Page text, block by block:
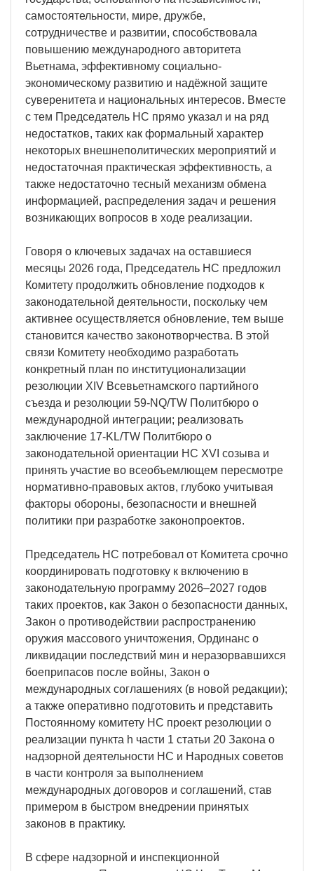
самостоятельности, мире, дружбе,
сотрудничестве и развитии, способствовала
повышению международного авторитета
Вьетнама, эффективному социально-
экономическому развитию и надёжной защите
суверенитета и национальных интересов. Вместе
с тем Председатель НС прямо указал и на ряд
недостатков, таких как формальный характер
некоторых внешнеполитических мероприятий и
недостаточная практическая эффективность, а
также недостаточно тесный механизм обмена
информацией, распределения задач и решения
возникающих вопросов в ходе реализации.
Говоря о ключевых задачах на оставшиеся
месяцы 2026 года, Председатель НС предложил
Комитету продолжить обновление подходов к
законодательной деятельности, поскольку чем
активнее осуществляется обновление, тем выше
становится качество законотворчества. В этой
связи Комитету необходимо разработать
конкретный план по институционализации
резолюции XIV Всевьетнамского партийного
съезда и резолюции 59-NQ/TW Политбюро о
международной интеграции; реализовать
заключение 17-KL/TW Политбюро о
законодательной ориентации НС XVI созыва и
принять участие во всеобъемлющем пересмотре
нормативно-правовых актов, глубоко учитывая
факторы обороны, безопасности и внешней
политики при разработке законопроектов.
Председатель НС потребовал от Комитета срочно
координировать подготовку к включению в
законодательную программу 2026–2027 годов
таких проектов, как Закон о безопасности данных,
Закон о противодействии распространению
оружия массового уничтожения, Ординанс о
ликвидации последствий мин и неразорвавшихся
боеприпасов после войны, Закон о
международных соглашениях (в новой редакции);
а также оперативно подготовить и представить
Постоянному комитету НС проект резолюции о
реализации пункта h части 1 статьи 20 Закона о
надзорной деятельности НС и Народных советов
в части контроля за выполнением
международных договоров и соглашений, став
примером в быстром внедрении принятых
законов в практику.
В сфере надзорной и инспекционной